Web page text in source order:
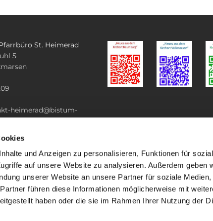
und Anzeigen zu personalisieren, Funktionen für
auf unsere Website zu analysieren. Außerdem geben
unserer Website an unsere Partner für soziale Medien,
führen diese Informationen möglicherweise mit
haben oder die sie im Rahmen Ihrer Nutzung der
St. Heimerad
5
heimerad@bistum-
Datenschutzerklärung ChurchDesk-